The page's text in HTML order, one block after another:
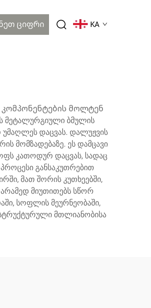
Ციფრი KA
მოლტენ
მეტალურგიული ბმულის
უმაღლეს დაცვას. დალუჟვის
მომზადებაზე. ეს დამცავი
კათოდურ დაცვას, სადაც
განსაკუთრებით
მათ შორის კუთხეებში,
მიუთითებს სწორ
სოფლის მეურნეობაში,
მთლიანობისა